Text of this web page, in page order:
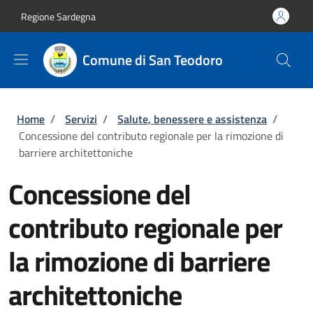
Regione Sardegna
Comune di San Teodoro
Briciole di pane
Home / Servizi / Salute, benessere e assistenza /
Concessione del contributo regionale per la rimozione di
barriere architettoniche
Concessione del
contributo regionale per
la rimozione di barriere
architettoniche